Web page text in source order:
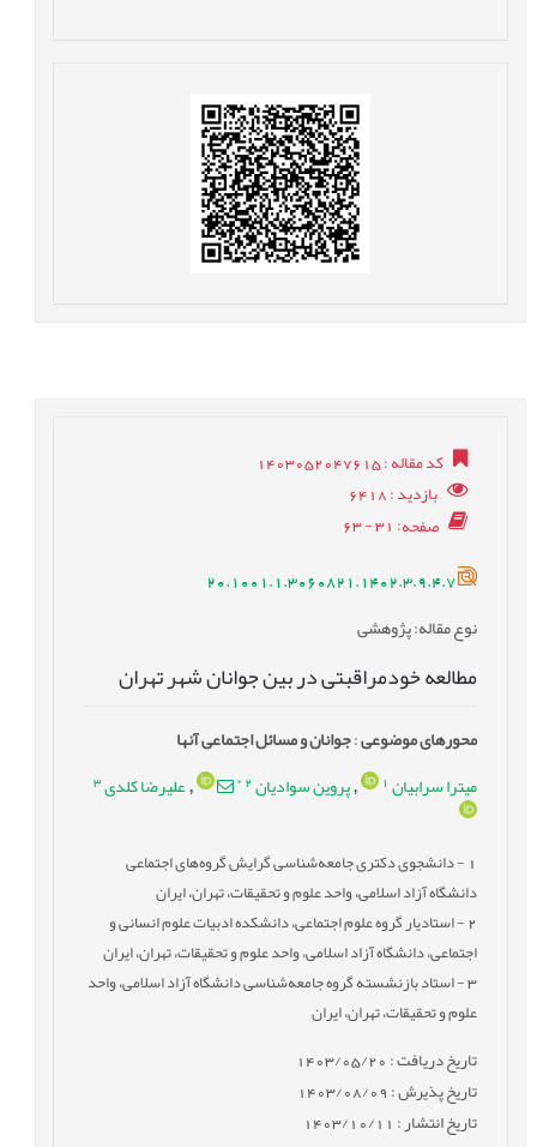
کد مقاله: 1403052047615
بازدید: 6418
صفحه: 31 - 63
20.1001.1.3060821.1402.3.9.4.7
نوع مقاله: پژوهشی
مطالعه خودمراقبتی در بین جوانان شهر تهران
محورهای موضوعی:جوانان و مسائل اجتماعی آنها
میترا سرابیان
,پروین سوادیان 2
*
,علیرضا کلدی 3
- دانشجوی دکتری جامعه‌شناسی گرایش گروه‌های اجتماعی
دانشگاه آزاد اسلامی، واحد علوم و تحقیقات، تهران، ایران
2- استادیار گروه علوم اجتماعی، دانشکده ادبیات علوم انسانی و
اجتماعی، دانشگاه آزاد اسلامی، واحد علوم و تحقیقات، تهران، ایران
3- استاد بازنشسته گروه جامعه‌شناسی دانشگاه آزاد اسلامی، واحد
علوم و تحقیقات، تهران، ایران
تاریخ دریافت : 1403/05/20
تاریخ پذیرش : 1403/08/09
تاریخ انتشار : 1403/10/11